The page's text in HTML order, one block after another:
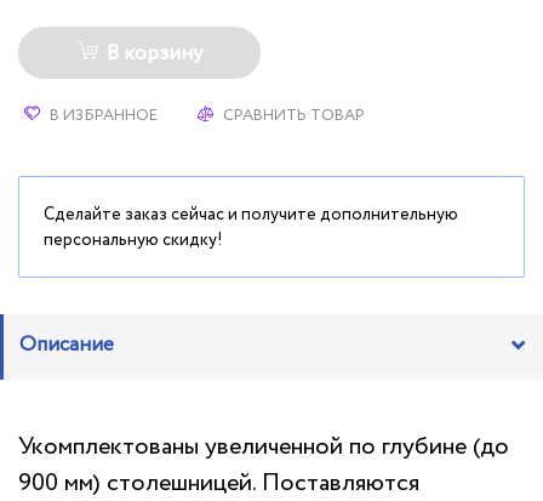
В корзину
В ИЗБРАННОЕ СРАВНИТЬ ТОВАР
Сделайте заказ сейчас и получите дополнительную
персональную скидку!
Описание
Укомплектованы увеличенной по глубине (до
900 мм) столешницей. Поставляются